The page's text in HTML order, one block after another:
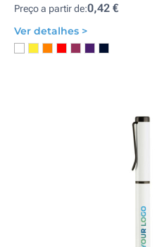
Preço a partir de:0,42 €
Ver detalhes >